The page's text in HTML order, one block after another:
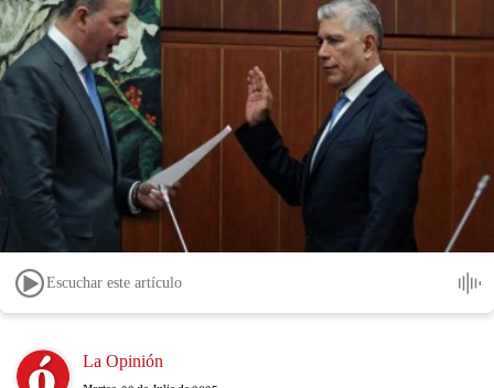
Escuchar este artículo
Image La Opinión